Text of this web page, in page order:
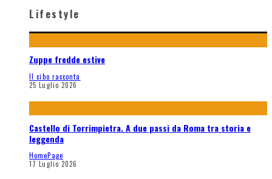
Lifestyle
Zuppe fredde estive
Il cibo racconta
25 Luglio 2026
Castello di Torrimpietra. A due passi da Roma tra storia e
leggenda
HomePage
17 Luglio 2026